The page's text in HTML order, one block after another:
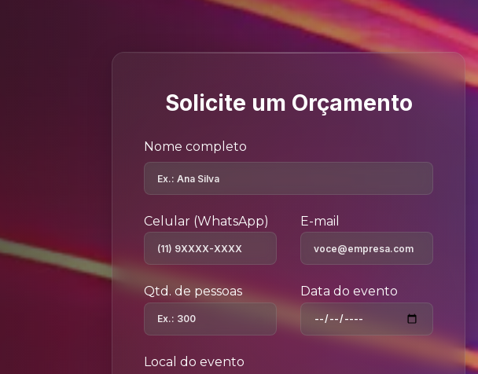
Solicite um Orçamento
Nome completo
Celular (WhatsApp) E-mail
Qtd. de pessoas Data do evento
Local do evento